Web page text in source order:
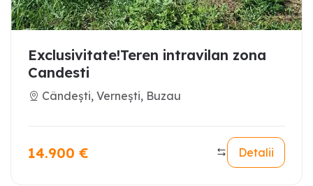
Exclusivitate!Teren intravilan zona
Candesti
Cândești, Vernești, Buzau
14.900 € Detalii